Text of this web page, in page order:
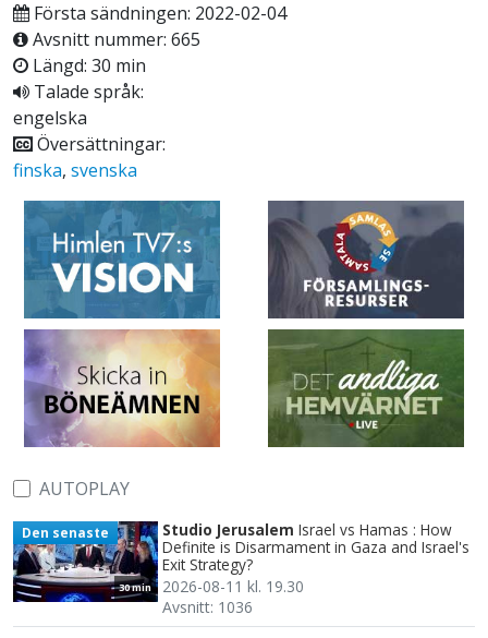
Första sändningen: 2022-02-04
Avsnitt nummer: 665
Längd: 30 min
Talade språk:
engelska
Översättningar:
finska, svenska
AUTOPLAY
30 min
Den senaste Studio Jerusalem Israel vs Hamas : How
Definite is Disarmament in Gaza and Israel's
Exit Strategy?
2026-08-11 kl. 19.30
Avsnitt: 1036